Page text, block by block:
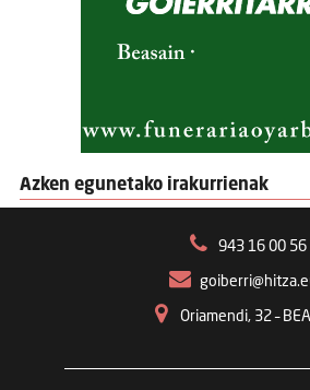
Azken egunetako irakurrienak
943 16 00 56
Oriamendi, 32 –